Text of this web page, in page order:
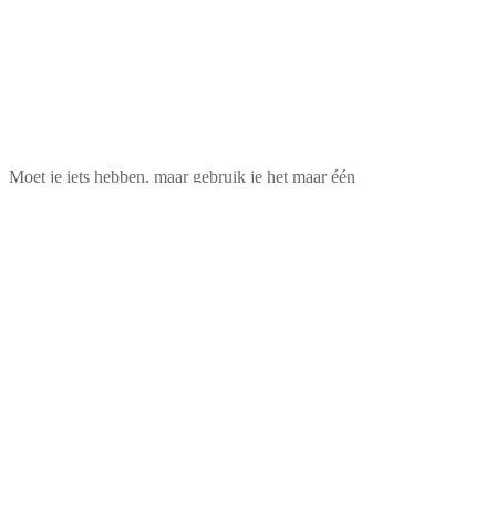
Moet je iets hebben, maar gebruik je het maar één